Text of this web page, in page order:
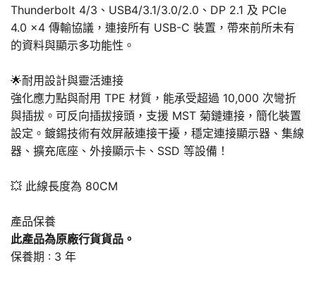
Thunderbolt 4/3、USB4/3.1/3.0/2.0、DP 2.1 及 PCIe
4.0 x4 傳輸協議，連接所有 USB-C 裝置，帶來前所未有
的資料與顯示多功能性。
🌟耐用設計與靈活連接
強化應力點與耐用 TPE 材質，能承受超過 10,000 次彎折
與插拔。可反向插拔接頭，支援 MST 菊鏈連接，簡化裝置
設定。鍍錫技術有效屏蔽連接干擾，穩定連接顯示器、集線
器、擴充底座、外接顯示卡、SSD 等設備！
💥 此線長度為 80CM
產品保養
此產品為原廠行貨貨品。
保養期 : 3 年